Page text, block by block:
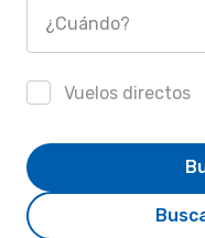
¿Cuándo?
Vuelos directos